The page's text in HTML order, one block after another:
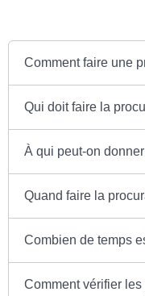
Comment faire une
Qui doit faire la
À qui peut-on
Quand faire la
Combien de temps
Comment vérifier